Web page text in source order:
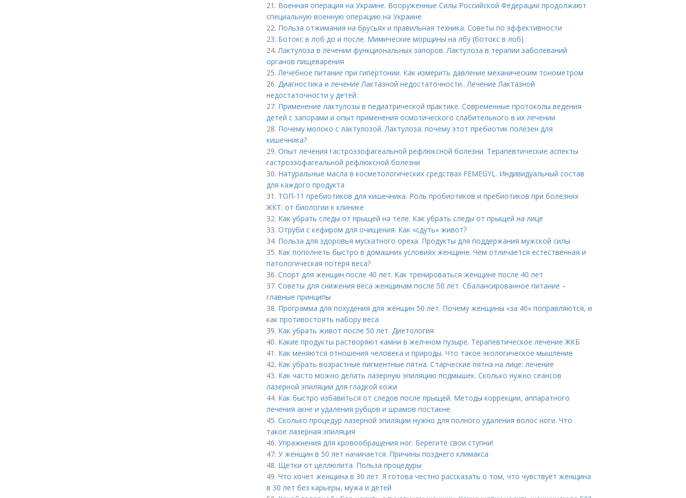
21. Военная операция на Украине. Вооруженные Силы Российской Федерации продолжают
специальную военную операцию на Украине.
22. Польза отжимания на брусьях и правильная техника. Советы по эффективности
23. Ботокс в лоб до и после. Мимические морщины на лбу (ботокс в лоб)
24.Лактулоза в лечении функциональных запоров. Лактулоза в терапии заболеваний
органов пищеварения
25.Лечебное питание при гипертонии. Как измерить давление механическим тонометром
26. Диагностика и лечение Лактазной недостаточности.. Лечение Лактазной
недостаточности у детей:
27. Применение лактулозы в педиатрической практике. Современные протоколы ведения
детей с запорами и опыт применения осмотического слабительного в их лечении
28. Почему молоко с лактулозой. Лактулоза: почему этот пребиотик полезен для
кишечника?
29. Опыт лечения гастроэзофагеальной рефлюксной болезни. Терапевтические аспекты
гастроэзофагеальной рефлюксной болезни
30. Натуральные масла в косметологических средствах FEMEGYL. Индивидуальный состав
для каждого продукта
31. ТОП-11 пребиотиков для кишечника. Роль пробиотиков и пребиотиков при болезнях
ЖКТ: от биологии к клинике
32. Как убрать следы от прыщей на теле. Как убрать следы от прыщей на лице
33. Отруби с кефиром для очищения. Как «сдуть» живот?
34. Польза для здоровья мускатного ореха. Продукты для поддержания мужской силы
35. Как пополнеть быстро в домашних условиях женщине. Чем отличается естественная и
патологическая потеря веса?
36. Спорт для женщин после 40 лет. Как тренироваться женщине после 40 лет
37. Советы для снижения веса женщинам после 50 лет. Сбалансированное питание –
главные принципы
38. Программа для похудения для женщин 50 лет. Почему женщины «за 40» поправляются, и
как противостоять набору веса
39. Как убрать живот после 50 лет. Диетология
40. Какие продукты растворяют камни в желчном пузыре. Терапевтическое лечение ЖКБ
41. Как меняются отношения человека и природы. Что такое экологическое мышление
42. Как убрать возрастные пигментные пятна. Старческие пятна на лице: лечение
43. Как часто можно делать лазерную эпиляцию подмышек. Сколько нужно сеансов
лазерной эпиляции для гладкой кожи
44. Как быстро избавиться от следов после прыщей. Методы коррекции, аппаратного
лечения акне и удаления рубцов и шрамов постакне
45. Сколько процедур лазерной эпиляции нужно для полного удаления волос ноги. Что
такое лазерная эпиляция
46. Упражнения для кровообращения ног. Берегите свои ступни!
47. У женщин в 50 лет начинается. Причины позднего климакса
48. Щетки от целлюлита. Польза процедуры
49. Что хочет женщина в 30 лет. Я готова честно рассказать о том, что чувствует женщина
в 30 лет без карьеры, мужа и детей